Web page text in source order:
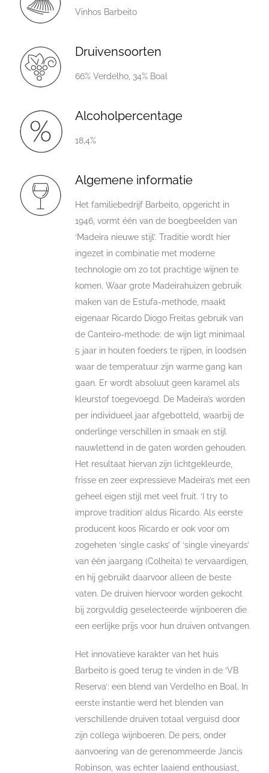
Vinhos Barbeito
Druivensoorten
66% Verdelho, 34% Boal
Alcoholpercentage
18,4%
Algemene informatie
Het familiebedrijf Barbeito, opgericht in
1946, vormt één van de boegbeelden van
‘Madeira nieuwe stijl’. Traditie wordt hier
ingezet in combinatie met moderne
technologie om zo tot prachtige wijnen te
komen. Waar grote Madeirahuizen gebruik
maken van de Estufa-methode, maakt
eigenaar Ricardo Diogo Freitas gebruik van
de Canteiro-methode: de wijn ligt minimaal
5 jaar in houten foeders te rijpen, in loodsen
waar de temperatuur zijn warme gang kan
gaan. Er wordt absoluut geen karamel als
kleurstof toegevoegd. De Madeira’s worden
per individueel jaar afgebotteld, waarbij de
onderlinge verschillen in smaak en stijl
nauwlettend in de gaten worden gehouden.
Het resultaat hiervan zijn lichtgekleurde,
frisse en zeer expressieve Madeira’s met een
geheel eigen stijl met veel fruit. ‘I try to
improve tradition’ aldus Ricardo. Als eerste
producent koos Ricardo er ook voor om
zogeheten ‘single casks’ of ‘single vineyards’
van één jaargang (Colheita) te vervaardigen,
en hij gebruikt daarvoor alleen de beste
vaten. De druiven hiervoor worden gekocht
bij zorgvuldig geselecteerde wijnboeren die
een eerlijke prijs voor hun druiven ontvangen.
Het innovatieve karakter van het huis
Barbeito is goed terug te vinden in de ‘VB
Reserva’: een blend van Verdelho en Boal. In
eerste instantie werd het blenden van
verschillende druiven totaal verguisd door
zijn collega wijnboeren. De pers, onder
aanvoering van de gerenommeerde Jancis
Robinson, was echter laaiend enthousiast,